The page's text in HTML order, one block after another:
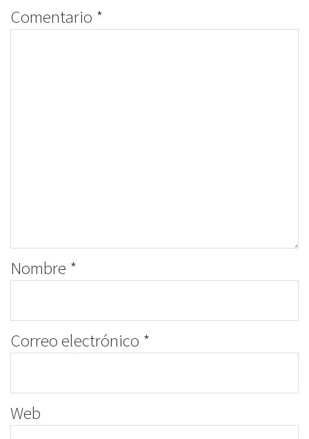
Comentario *
Nombre *
Correo electrónico *
Web